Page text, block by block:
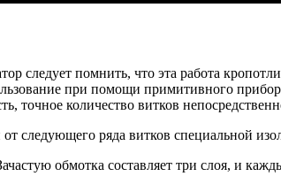
следует помнить, что эта работа
при помощи примитивного
точное количество витков
следующего ряда витков специальной
обмотка составляет три слоя, и